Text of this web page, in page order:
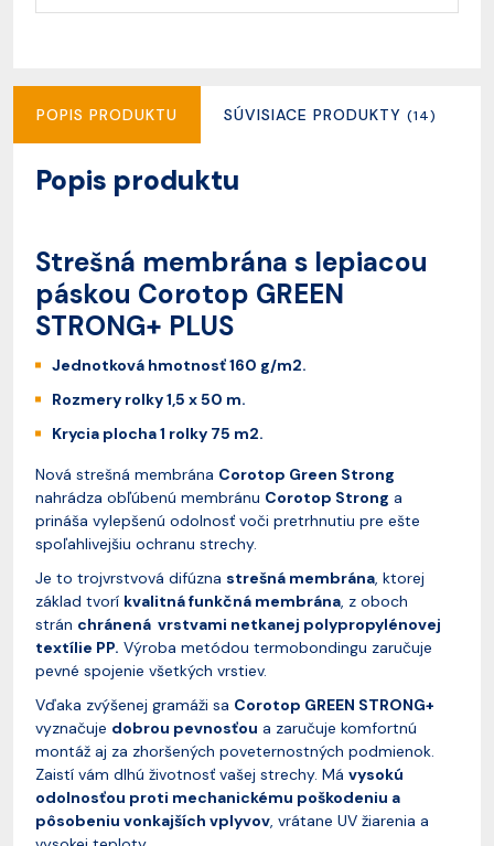
POPIS PRODUKTU SÚVISIACE PRODUKTY (14)
Popis produktu
Strešná membrána s lepiacou
páskou Corotop GREEN
STRONG+ PLUS
Jednotková hmotnosť 160 g/m2.
Rozmery rolky 1,5 x 50 m.
Krycia plocha 1 rolky 75 m2.
Nová strešná membrána Corotop Green Strong
nahrádza obľúbenú membránu Corotop Strong a
prináša vylepšenú odolnosť voči pretrhnutiu pre ešte
spoľahlivejšiu ochranu strechy.
Je to trojvrstvová difúzna strešná membrána, ktorej
základ tvorí kvalitná funkčná membrána, z oboch
strán chránená vrstvami netkanej polypropylénovej
textílie PP. Výroba metódou termobondingu zaručuje
pevné spojenie všetkých vrstiev.
Vďaka zvýšenej gramáži sa Corotop GREEN STRONG+
vyznačuje dobrou pevnosťou a zaručuje komfortnú
montáž aj za zhoršených poveternostných podmienok.
Zaistí vám dlhú životnosť vašej strechy. Má vysokú
odolnosťou proti mechanickému poškodeniu a
pôsobeniu vonkajších vplyvov, vrátane UV žiarenia a